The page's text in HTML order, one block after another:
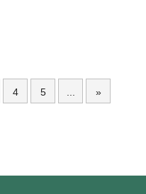
4 5 »